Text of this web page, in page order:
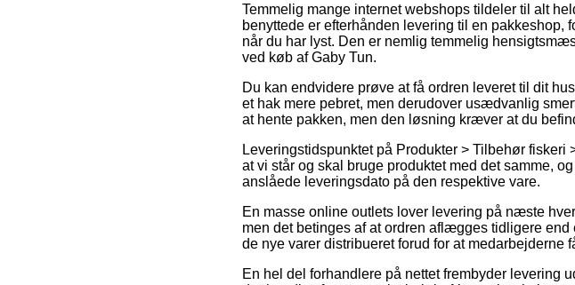
Temmelig mange internet webshops tildeler til alt
benyttede er efterhånden levering til en pakkeshop,
når du har lyst. Den er nemlig temmelig
ved køb af Gaby Tun.
Du kan endvidere prøve at få ordren leveret til dit
et hak mere pebret, men derudover usædvanlig
at hente pakken, men den løsning kræver at du
Leveringstidspunktet på Produkter > Tilbehør
at vi står og skal bruge produktet med det samme,
anslåede leveringsdato på den respektive vare.
En masse online outlets lover levering på næste
men det betinges af at ordren aflægges tidligere
de nye varer distribueret forud for at medarbejderne
En hel del forhandlere på nettet frembyder levering